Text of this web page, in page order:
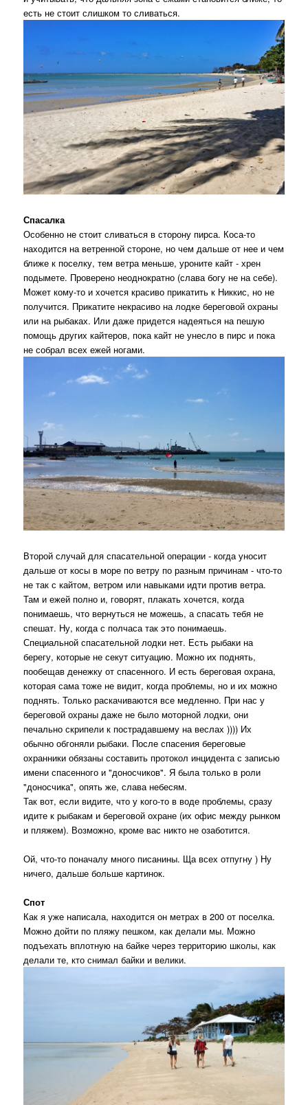
есть не стоит слишком то сливаться.
Спасалка
Особенно не стоит сливаться в сторону пирса. Коса-то
находится на ветренной стороне, но чем дальше от нее и чем
ближе к поселку, тем ветра меньше, уроните кайт - хрен
подымете. Проверено неоднократно (слава богу не на себе).
Может кому-то и хочется красиво прикатить к Никкис, но не
получится. Прикатите некрасиво на лодке береговой охраны
или на рыбаках. Или даже придется надеяться на пешую
помощь других кайтеров, пока кайт не унесло в пирс и пока
не собрал всех ежей ногами.
Второй случай для спасательной операции - когда уносит
дальше от косы в море по ветру по разным причинам - что-то
не так с кайтом, ветром или навыками идти против ветра.
Там и ежей полно и, говорят, плакать хочется, когда
понимаешь, что вернуться не можешь, а спасать тебя не
спешат. Ну, когда с полчаса так это понимаешь.
Специальной спасательной лодки нет. Есть рыбаки на
берегу, которые не секут ситуацию. Можно их поднять,
пообещав денежку от спасенного. И есть береговая охрана,
которая сама тоже не видит, когда проблемы, но и их можно
поднять. Только раскачиваются все медленно. При нас у
береговой охраны даже не было моторной лодки, они
печально скрипели к пострадавшему на веслах )))) Их
обычно обгоняли рыбаки. После спасения береговые
охранники обязаны составить протокол инцидента с записью
имени спасенного и "доносчиков". Я была только в роли
"доносчика", опять же, слава небесям.
Так вот, если видите, что у кого-то в воде проблемы, сразу
идите к рыбакам и береговой охране (их офис между рынком
и пляжем). Возможно, кроме вас никто не озаботится.
Ой, что-то поначалу много писанины. Ща всех отпугну ) Ну
ничего, дальше больше картинок.
Спот
Как я уже написала, находится он метрах в 200 от поселка.
Можно дойти по пляжу пешком, как делали мы. Можно
подъехать вплотную на байке через территорию школы, как
делали те, кто снимал байки и велики.